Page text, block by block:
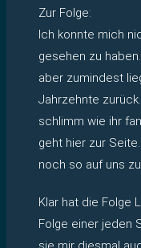
Zur Folge:
Ich konnte mich
gesehen zu
aber zumindest
Jahrzehnte
schlimm wie ihr
geht hier zur
noch so auf uns
Klar hat die Folge
Folge einer jeden